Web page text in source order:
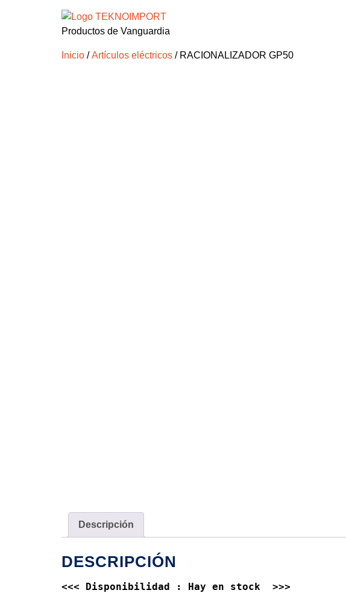
Productos de Vanguardia
Inicio /Artículos eléctricos / RACIONALIZADOR GP50
Descripción
DESCRIPCIÓN
<<< Disponibilidad : Hay en stock >>>